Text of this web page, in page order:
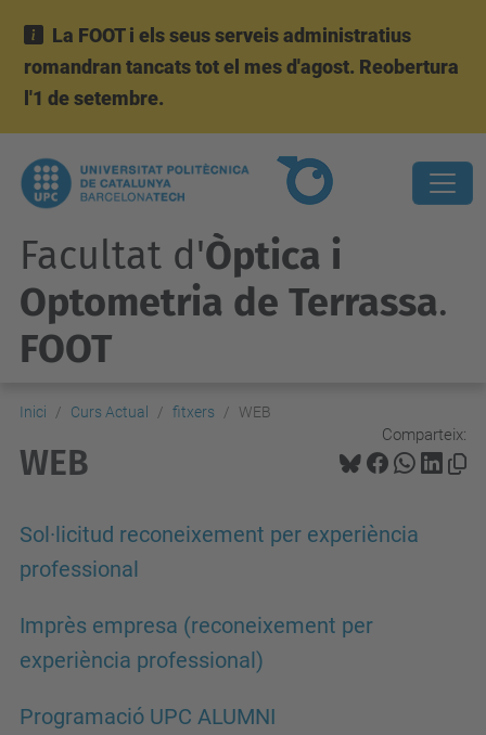
La FOOT i els seus serveis administratius
romandran tancats tot el mes d'agost. Reobertura
l'1 de setembre.
Facultat d'Òptica i
Optometria de Terrassa.
FOOT
Inici Curs Actual fitxers WEB
Comparteix:
WEB
Sol·licitud reconeixement per experiència
professional
Imprès empresa (reconeixement per
experiència professional)
Programació UPC ALUMNI